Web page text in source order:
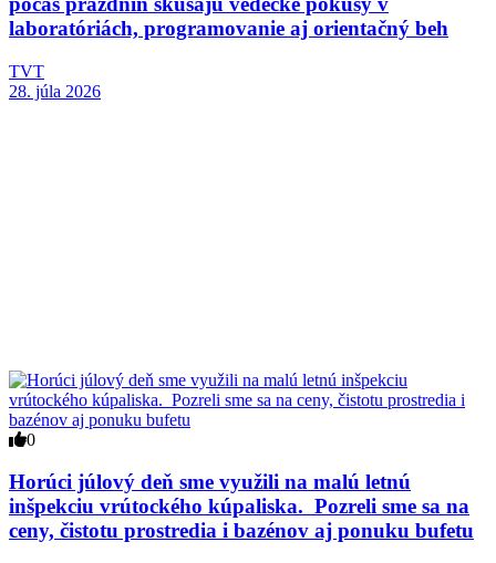
laboratóriách, programovanie aj orientačný beh
TVT
28. júla 2026
0
Horúci júlový deň sme využili na malú letnú
inšpekciu vrútockého kúpaliska. Pozreli sme sa na
ceny, čistotu prostredia i bazénov aj ponuku bufetu